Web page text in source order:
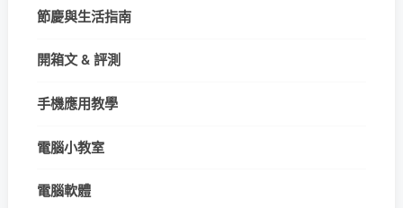
節慶與生活指南
開箱文 & 評測
手機應用教學
電腦小教室
電腦軟體